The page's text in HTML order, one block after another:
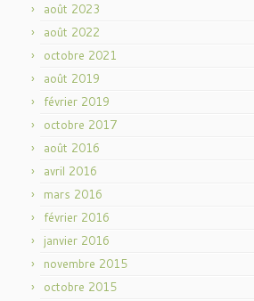
août 2023
août 2022
octobre 2021
août 2019
février 2019
octobre 2017
août 2016
avril 2016
mars 2016
février 2016
janvier 2016
novembre 2015
octobre 2015